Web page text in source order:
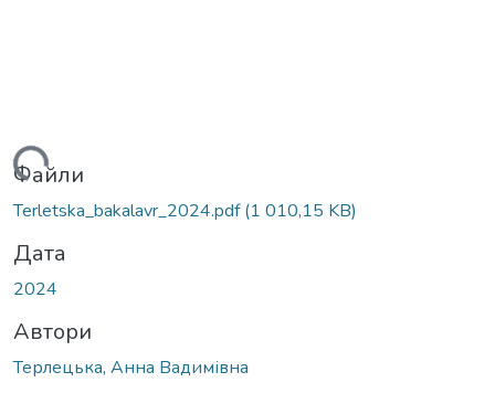
Файли
Terletska_bakalavr_2024.pdf(1 010,15 KB)
Дата
2024
Автори
Терлецька, Анна Вадимівна